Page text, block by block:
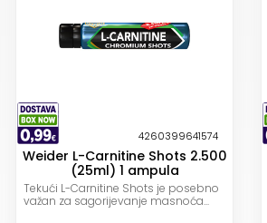
4260399641574
Weider L-Carnitine Shots 2.500
(25ml) 1 ampula
Tekući L-Carnitine Shots je posebno
važan za sagorijevanje masnoća...